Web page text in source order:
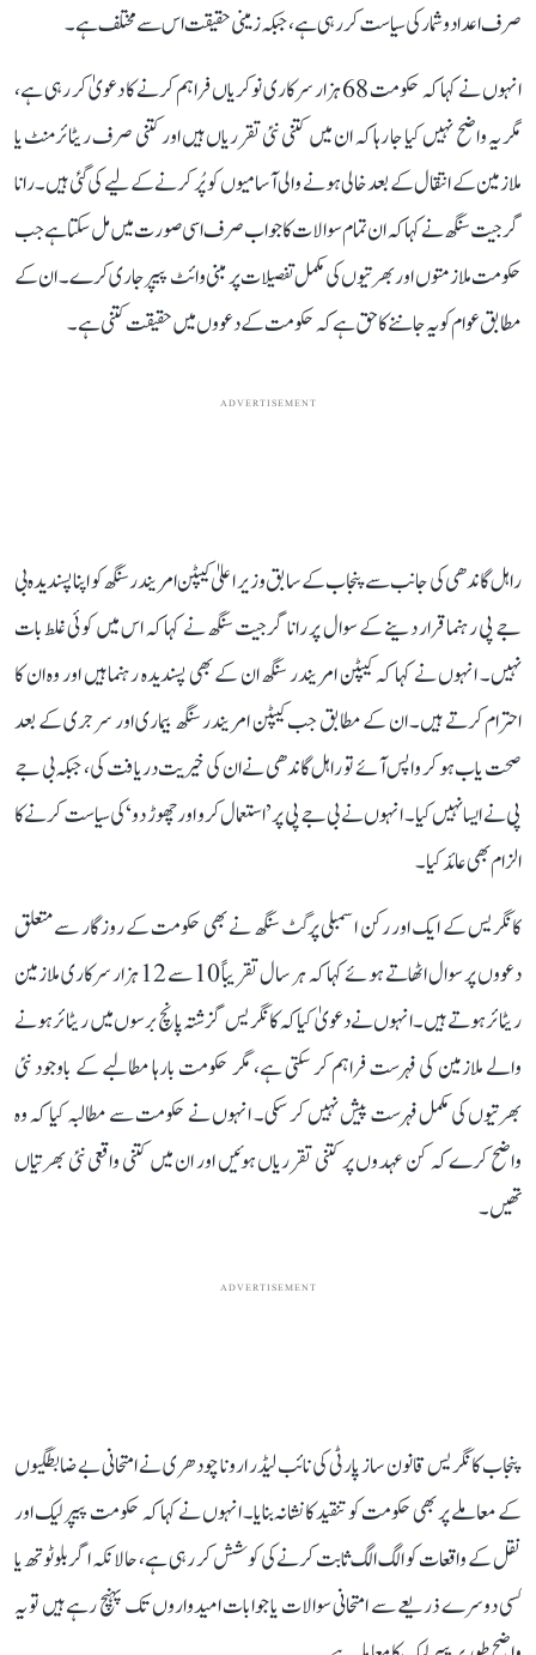
صرف اعداد و شمار کی سیاست کر رہی ہے، جبکہ زمینی حقیقت اس سے مختلف ہے۔
انہوں نے کہا کہ حکومت 68 ہزار سرکاری نوکریاں فراہم کرنے کا دعویٰ کر رہی ہے،
مگر یہ واضح نہیں کیا جا رہا کہ ان میں کتنی نئی تقرریاں ہیں اور کتنی صرف ریٹائرمنٹ یا
ملازمین کے انتقال کے بعد خالی ہونے والی آسامیوں کو پُر کرنے کے لیے کی گئی ہیں۔ رانا
گرجیت سنگھ نے کہا کہ ان تمام سوالات کا جواب صرف اسی صورت میں مل سکتا ہے جب
حکومت ملازمتوں اور بھرتیوں کی مکمل تفصیلات پر مبنی وائٹ پیپر جاری کرے۔ ان کے
مطابق عوام کو یہ جاننے کا حق ہے کہ حکومت کے دعووں میں حقیقت کتنی ہے۔
ADVERTISEMENT
راہل گاندھی کی جانب سے پنجاب کے سابق وزیر اعلیٰ کیپٹن امریندر سنگھ کو اپنا پسندیدہ بی
جے پی رہنما قرار دینے کے سوال پر رانا گرجیت سنگھ نے کہا کہ اس میں کوئی غلط بات
نہیں۔ انہوں نے کہا کہ کیپٹن امریندر سنگھ ان کے بھی پسندیدہ رہنما ہیں اور وہ ان کا
احترام کرتے ہیں۔ ان کے مطابق جب کیپٹن امریندر سنگھ بیماری اور سرجری کے بعد
صحت یاب ہو کر واپس آئے تو راہل گاندھی نے ان کی خیریت دریافت کی، جبکہ بی جے
پی نے ایسا نہیں کیا۔ انہوں نے بی جے پی پر ’استعمال کرو اور چھوڑ دو‘ کی سیاست کرنے کا
الزام بھی عائد کیا۔
کانگریس کے ایک اور رکن اسمبلی پرگٹ سنگھ نے بھی حکومت کے روزگار سے متعلق
دعووں پر سوال اٹھاتے ہوئے کہا کہ ہر سال تقریباً 10 سے 12 ہزار سرکاری ملازمین
ریٹائر ہوتے ہیں۔ انہوں نے دعویٰ کیا کہ کانگریس گزشتہ پانچ برسوں میں ریٹائر ہونے
والے ملازمین کی فہرست فراہم کر سکتی ہے، مگر حکومت بارہا مطالبے کے باوجود نئی
بھرتیوں کی مکمل فہرست پیش نہیں کر سکی۔ انہوں نے حکومت سے مطالبہ کیا کہ وہ
واضح کرے کہ کن عہدوں پر کتنی تقرریاں ہوئیں اور ان میں کتنی واقعی نئی بھرتیاں
تھیں۔
ADVERTISEMENT
پنجاب کانگریس قانون ساز پارٹی کی نائب لیڈر ارونا چودھری نے امتحانی بے ضابطگیوں
کے معاملے پر بھی حکومت کو تنقید کا نشانہ بنایا۔ انہوں نے کہا کہ حکومت پیپر لیک اور
نقل کے واقعات کو الگ الگ ثابت کرنے کی کوشش کر رہی ہے، حالانکہ اگر بلوٹوتھ یا
کسی دوسرے ذریعے سے امتحانی سوالات یا جوابات امیدواروں تک پہنچ رہے ہیں تو یہ